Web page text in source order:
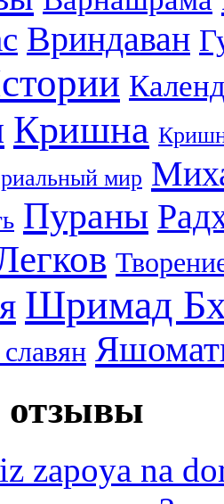
Вриндаван
Кришна
мир
Пураны
Шримад
отзывы
zapoya na